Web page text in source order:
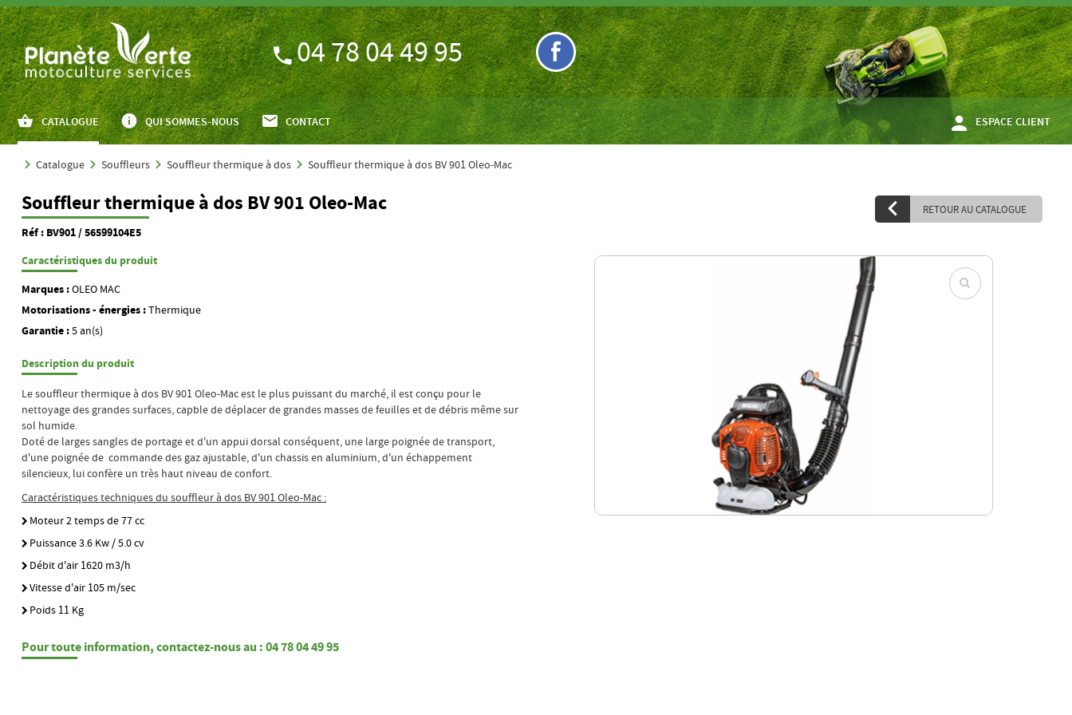
04 78 04 49 95
CATALOGUE QUI SOMMES-NOUS CONTACT ESPACE CLIENT
Catalogue Souffleurs Souffleur thermique à dos Souffleur thermique à dos BV 901 Oleo-Mac
Souffleur thermique à dos BV 901 Oleo-Mac
Réf : BV901 / 56599104E5
RETOUR AU CATALOGUE
Caractéristiques du produit
Marques :OLEO MAC
Motorisations - énergies :Thermique
Garantie :5 an(s)
Description du produit
Le souffleur thermique à dos BV 901 Oleo-Mac est le plus puissant du marché, il est conçu pour le
nettoyage des grandes surfaces, capble de déplacer de grandes masses de feuilles et de débris même sur
sol humide.
Doté de larges sangles de portage et d'un appui dorsal conséquent, une large poignée de transport,
d'une poignée de commande des gaz ajustable, d'un chassis en aluminium, d'un échappement
silencieux, lui confère un très haut niveau de confort.
Caractéristiques techniques du souffleur à dos BV 901 Oleo-Mac :
Moteur 2 temps de 77 cc
Puissance 3.6 Kw / 5.0 cv
Débit d'air 1620 m3/h
Vitesse d'air 105 m/sec
Poids 11 Kg
Pour toute information, contactez-nous au : 04 78 04 49 95